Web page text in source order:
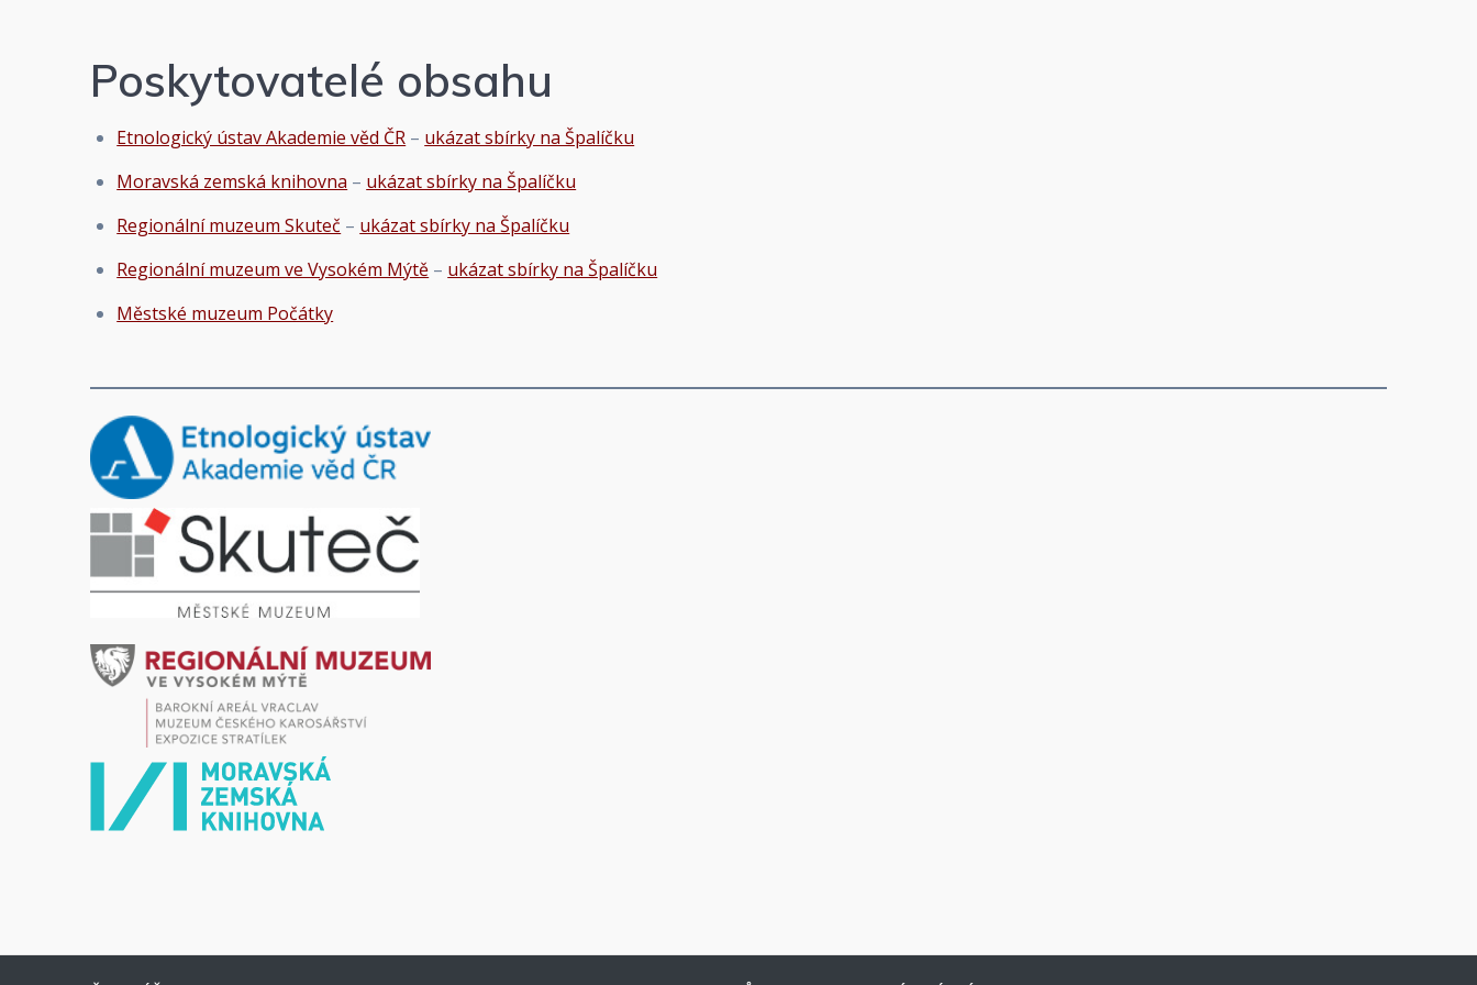
Poskytovatelé obsahu
Etnologický ústav Akademie věd ČR – ukázat sbírky na Špalíčku
Moravská zemská knihovna – ukázat sbírky na Špalíčku
Regionální muzeum Skuteč – ukázat sbírky na Špalíčku
Regionální muzeum ve Vysokém Mýtě – ukázat sbírky na Špalíčku
Městské muzeum Počátky